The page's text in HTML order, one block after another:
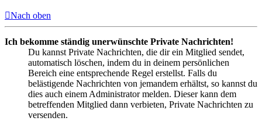
Nach oben
Ich bekomme ständig unerwünschte Private Nachrichten!
Du kannst Private Nachrichten, die dir ein Mitglied sendet,
automatisch löschen, indem du in deinem persönlichen
Bereich eine entsprechende Regel erstellst. Falls du
belästigende Nachrichten von jemandem erhältst, so kannst du
dies auch einem Administrator melden. Dieser kann dem
betreffenden Mitglied dann verbieten, Private Nachrichten zu
versenden.